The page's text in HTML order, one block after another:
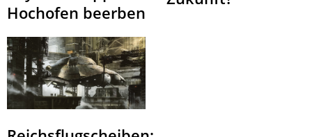
Hochofen beerben